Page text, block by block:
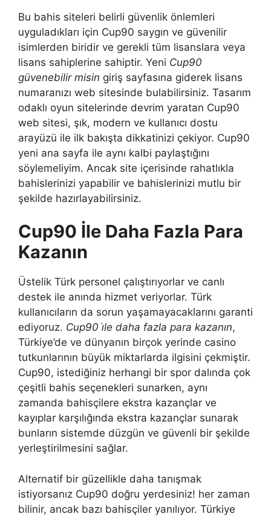
Bu bahis siteleri belirli güvenlik önlemleri
uyguladıkları için Cup90 saygın ve güvenilir
isimlerden biridir ve gerekli tüm lisanslara veya
lisans sahiplerine sahiptir. Yeni Cup90
güvenebilir misin giriş sayfasına giderek lisans
numaranızı web sitesinde bulabilirsiniz. Tasarım
odaklı oyun sitelerinde devrim yaratan Cup90
web sitesi, şık, modern ve kullanıcı dostu
arayüzü ile ilk bakışta dikkatinizi çekiyor. Cup90
yeni ana sayfa ile aynı kalbi paylaştığını
söylemeliyim. Ancak site içerisinde rahatlıkla
bahislerinizi yapabilir ve bahislerinizi mutlu bir
şekilde hazırlayabilirsiniz.
Cup90 İle Daha Fazla Para
Kazanın
Üstelik Türk personel çalıştırıyorlar ve canlı
destek ile anında hizmet veriyorlar. Türk
kullanıcıların da sorun yaşamayacaklarını garanti
ediyoruz. Cup90 i̇le daha fazla para kazanın,
Türkiye’de ve dünyanın birçok yerinde casino
tutkunlarının büyük miktarlarda ilgisini çekmiştir.
Cup90, istediğiniz herhangi bir spor dalında çok
çeşitli bahis seçenekleri sunarken, aynı
zamanda bahisçilere ekstra kazançlar ve
kayıplar karşılığında ekstra kazançlar sunarak
bunların sistemde düzgün ve güvenli bir şekilde
yerleştirilmesini sağlar.
Alternatif bir güzellikle daha tanışmak
istiyorsanız Cup90 doğru yerdesiniz! her zaman
bilinir, ancak bazı bahisçiler yanılıyor. Türkiye